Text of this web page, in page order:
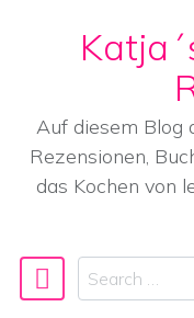
Skip to content
Auf diesem Blog
Rezensionen,
das Kochen von
Main
Search